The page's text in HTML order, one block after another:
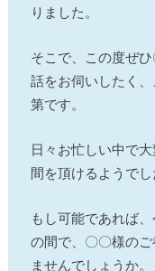
りました。
そこで、この度ぜ
話をお伺いしたく
第です。
日々お忙しい中で
間を頂けるようでし
もし可能であれば
の間で、〇〇様の
ませんでしょうか。